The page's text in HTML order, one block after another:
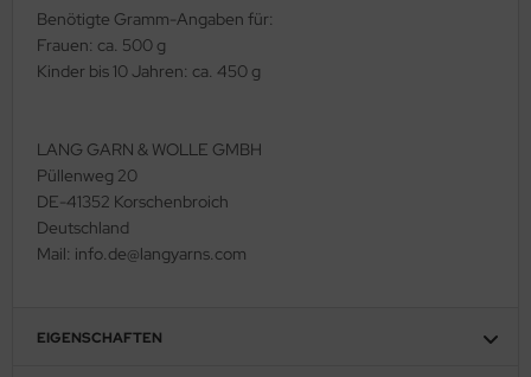
Benötigte Gramm-Angaben für:
Frauen: ca. 500 g
Kinder bis 10 Jahren: ca. 450 g
LANG GARN & WOLLE GMBH
Püllenweg 20
DE-41352 Korschenbroich
Deutschland
Mail: info.de@langyarns.com
EIGENSCHAFTEN